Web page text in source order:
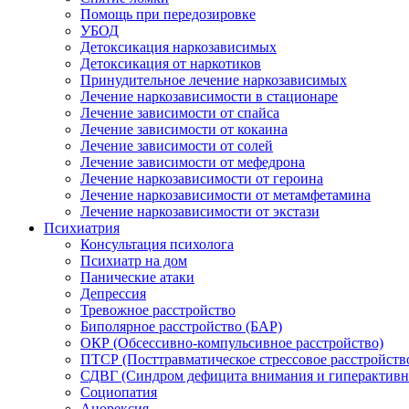
Помощь при передозировке
УБОД
Детоксикация наркозависимых
Детоксикация от наркотиков
Принудительное лечение наркозависимых
Лечение наркозависимости в стационаре
Лечение зависимости от спайса
Лечение зависимости от кокаина
Лечение зависимости от солей
Лечение зависимости от мефедрона
Лечение наркозависимости от героина
Лечение наркозависимости от метамфетамина
Лечение наркозависимости от экстази
Психиатрия
Консультация психолога
Психиатр на дом
Панические атаки
Депрессия
Тревожное расстройство
Биполярное расстройство (БАР)
ОКР (Обсессивно-компульсивное расстройство)
ПТСР (Посттравматическое стрессовое
СДВГ (Синдром дефицита внимания и
Социопатия